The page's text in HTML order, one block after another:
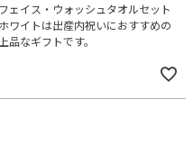
フェイス・ウォッシュタオルセット
ホワイトは出産内祝いにおすすめの
上品なギフトです。